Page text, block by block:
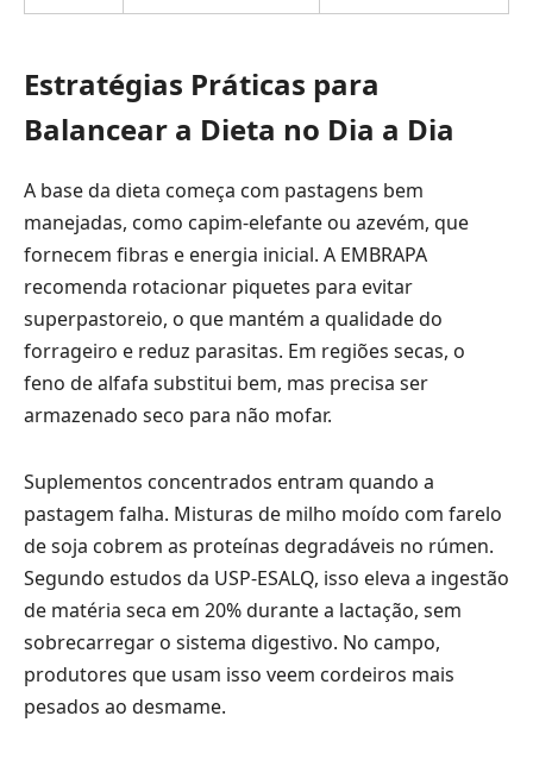
Estratégias Práticas para
Balancear a Dieta no Dia a Dia
A base da dieta começa com pastagens bem
manejadas, como capim-elefante ou azevém, que
fornecem fibras e energia inicial. A EMBRAPA
recomenda rotacionar piquetes para evitar
superpastoreio, o que mantém a qualidade do
forrageiro e reduz parasitas. Em regiões secas, o
feno de alfafa substitui bem, mas precisa ser
armazenado seco para não mofar.
Suplementos concentrados entram quando a
pastagem falha. Misturas de milho moído com farelo
de soja cobrem as proteínas degradáveis no rúmen.
Segundo estudos da USP-ESALQ, isso eleva a ingestão
de matéria seca em 20% durante a lactação, sem
sobrecarregar o sistema digestivo. No campo,
produtores que usam isso veem cordeiros mais
pesados ao desmame.